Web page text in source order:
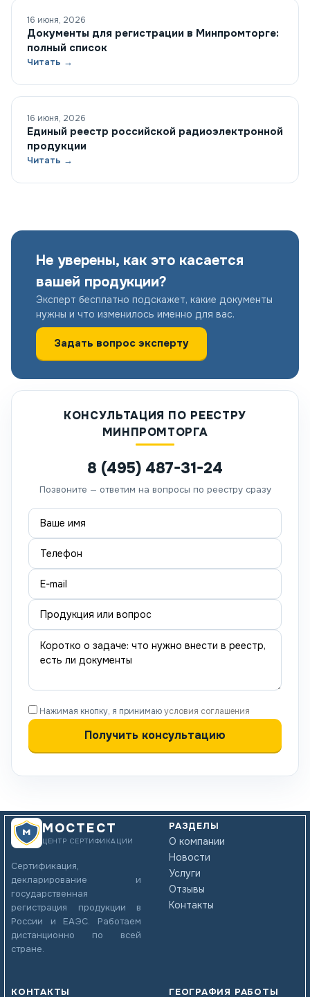
16 июня, 2026
Документы для регистрации в Минпромторге:
полный список
Читать →
16 июня, 2026
Единый реестр российской радиоэлектронной
продукции
Читать →
Не уверены, как это касается
вашей продукции?
Эксперт бесплатно подскажет, какие документы
нужны и что изменилось именно для вас.
Задать вопрос эксперту
КОНСУЛЬТАЦИЯ ПО РЕЕСТРУ
МИНПРОМТОРГА
8 (495) 487-31-24
Позвоните — ответим на вопросы по реестру сразу
Нажимая кнопку, я принимаюусловия соглашения
МОСТЕСТ
ЦЕНТР СЕРТИФИКАЦИИ
Сертификация,
декларирование и
государственная
регистрация продукции в
России и ЕАЭС. Работаем
дистанционно по всей
стране.
РАЗДЕЛЫ
О компании
Новости
Услуги
Отзывы
Контакты
КОНТАКТЫ ГЕОГРАФИЯ РАБОТЫ